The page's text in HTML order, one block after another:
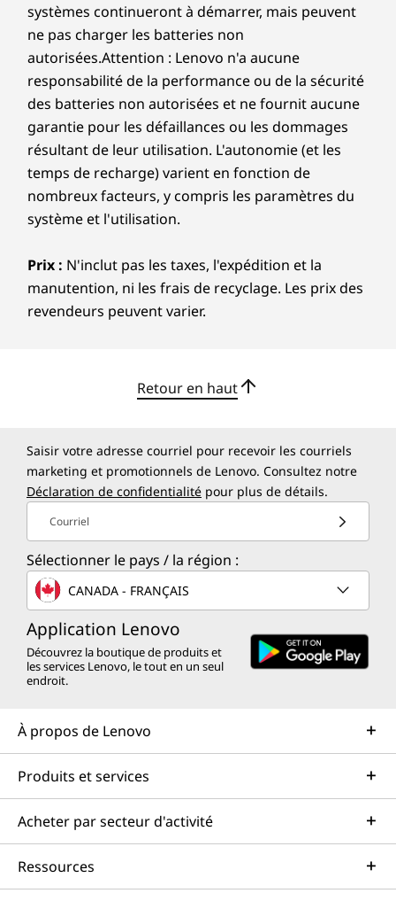
Durabilité
Notre objectif est de fournir une technologie
nos communautés et notre planète. C'est
engagement envers la durabilité dans la
conception de produits. Ensemble, nous
pouvons construire un avenir plus intelligent
durabilité >
Certifications / Registres
ENERGY STAR®8.0
EPEAT® Gold avec Climate+
Emballage Forest Stewardship Council
®
(FSC)
MIL-STD 810H
TÜV Rheinland Low Blue Light (contrôlé par logiciels)
*Enregistré EPEAT, le cas échéant - Visitezwww.epeat.net
pour le statut d'enregistrement par pays.
Autres informations
Module de plateforme sécurisée basé sur des logiciels
(nécessite une caméra IR en option)
Logiciels préinstallés
Dolby Audio™
Lenovo Vantage
McAfee®LiveSafe™ (essai)
Office 365 (essai)
Contenu de la boîte
IdeaPad5i 2-en-1 (14 pouces Intel)
Adaptateur USB-C®65 W
Guide de démarrage rapide
Plus d'informations
Liste complète des spécifications pour les numéros de
*Toutes les spécifications ne sont pas disponibles sur
systèmes continueront à démarrer, mais peuvent
ne pas charger les batteries non
autorisées.Attention : Lenovo n'a aucune
responsabilité de la performance ou de la sécurité
des batteries non autorisées et ne fournit aucune
garantie pour les défaillances ou les dommages
résultant de leur utilisation. L'autonomie (et les
temps de recharge) varient en fonction de
nombreux facteurs, y compris les paramètres du
système et l'utilisation.
Prix : N'inclut pas les taxes, l'expédition et la
manutention, ni les frais de recyclage. Les prix des
revendeurs peuvent varier.
Retour en haut
Saisir votre adresse courriel pour recevoir les courriels
marketing et promotionnels de Lenovo. Consultez notre
Déclaration de confidentialité pour plus de détails.
Courriel
Sélectionner le pays / la région :
CANADA - FRANÇAIS
Application Lenovo
Découvrez la boutique de produits et
les services Lenovo, le tout en un seul
endroit.
À propos de Lenovo
Produits et services
Acheter par secteur d'activité
Ressources